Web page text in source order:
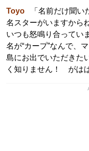
Toyo 「名前だけ聞い
名スターがいますから
いつも怒鳴り合ってい
名が“カープ”なんで、
島にお出でいただきた
く知りません！ がはは